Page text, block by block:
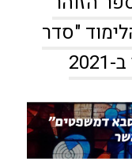
"סדר